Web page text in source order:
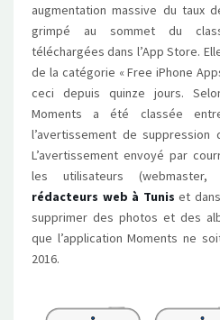
augmentation massive du taux
grimpé au sommet du
téléchargées dans l’App Store.
de la catégorie « Free iPhone
ceci depuis quinze jours.
Moments a été classée
l’avertissement de
L’avertissement envoyé par
les utilisateurs
rédacteurs web à Tunis et
supprimer des photos et des
que l’application Moments ne
2016.